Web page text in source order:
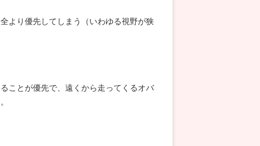
より優先してしまう（いわゆる視野が狭
ことが優先で、遠くから走ってくるオバ